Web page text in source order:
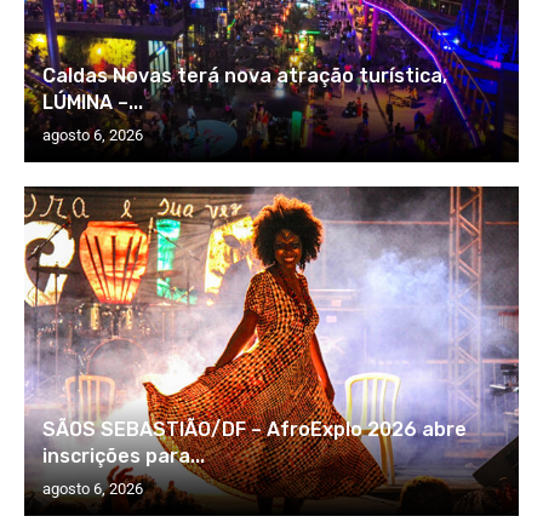
Caldas Novas terá nova atração turística,
LÚMINA –...
agosto 6, 2026
SÃOS SEBASTIÃO/DF – AfroExplo 2026 abre
inscrições para...
agosto 6, 2026